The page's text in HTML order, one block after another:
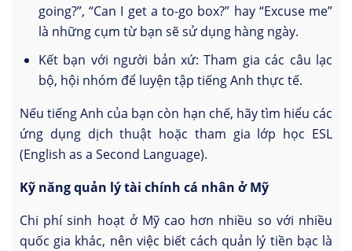
going?”, “Can I get a to-go box?” hay “Excuse me”
là những cụm từ bạn sẽ sử dụng hàng ngày.
Kết bạn với người bản xứ: Tham gia các câu lạc
bộ, hội nhóm để luyện tập tiếng Anh thực tế.
Nếu tiếng Anh của bạn còn hạn chế, hãy tìm hiểu các
ứng dụng dịch thuật hoặc tham gia lớp học ESL
(English as a Second Language).
Kỹ năng quản lý tài chính cá nhân ở Mỹ
Chi phí sinh hoạt ở Mỹ cao hơn nhiều so với nhiều
quốc gia khác, nên việc biết cách quản lý tiền bạc là